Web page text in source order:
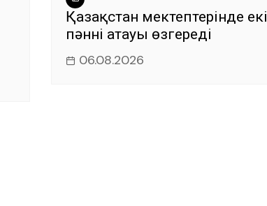
Қазақстан мектептерінде екі
пәннің атауы өзгереді
06.08.2026